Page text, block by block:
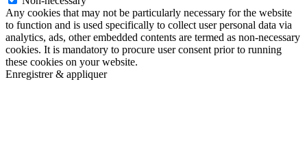
Any cookies that may not be particularly necessary for the website
to function and is used specifically to collect user personal data via
analytics, ads, other embedded contents are termed as non-necessary
cookies. It is mandatory to procure user consent prior to running
these cookies on your website.
Enregistrer & appliquer